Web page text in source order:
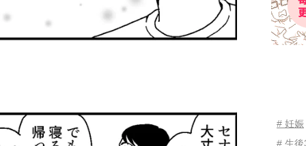
# 妊娠
# 生